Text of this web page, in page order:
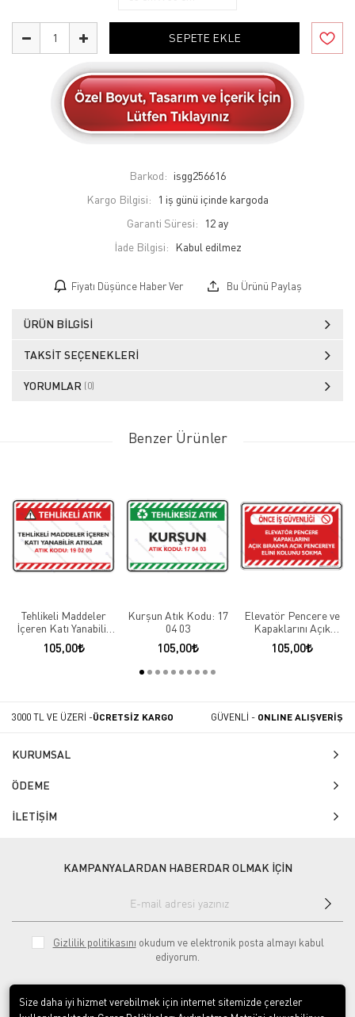
SEPETE EKLE
Barkod: isgg256616
Kargo Bilgisi:
1 iş günü içinde kargoda
Garanti Süresi:
12 ay
İade Bilgisi:
Fiyatı Düşünce Haber Ver Bu Ürünü Paylaş
ÜRÜN BILGISI
TAKSIT SEÇENEKLERI
YORUMLAR (0)
Benzer Ürünler
Tehlikeli Maddeler
İçeren Katı Yanabilir
Atıklar Atık Kodu: 19
02 09
105,00
Kurşun Atık Kodu: 17
04 03
105,00
Elevatör Pencere ve
Kapaklarını Açık
Bırakma Açık
Pencereye Elini
105,00
3000 TL VE ÜZERİ -ÜCRETSİZ KARGO GÜVENLİ - ONLINE ALIŞVERİŞ
KURUMSAL
ÖDEME
İLETİŞİM
KAMPANYALARDAN HABERDAR OLMAK İÇİN
Gizlilik politikasını okudum ve elektronik posta almayı kabul
ediyorum.
Size daha iyi hizmet verebilmek için internet sitemizde çerezler